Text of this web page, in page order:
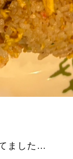
ました…